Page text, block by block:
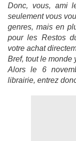
Donc, vous, ami
seulement vous
genres, mais en
pour les Restos
votre achat
Bref, tout le monde
Alors le 6
librairie, entrez